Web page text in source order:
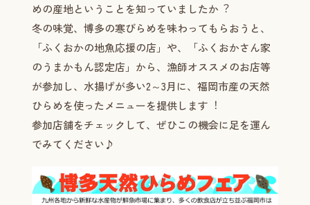
めの産地ということを知っていましたか︖
冬の味覚、博多の寒びらめを味わってもらおうと、
「ふくおかの地魚応援の店」や、「ふくおかさん家
のうまかもん認定店」から、漁師オススメのお店等
が参加し、水揚げが多い2～3月に、福岡市産の天然
ひらめを使ったメニューを提供します︕
参加店舗をチェックして、ぜひこの機会に足を運ん
でみてください♪